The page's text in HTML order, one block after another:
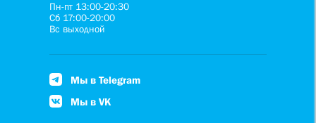
Пн-пт 13:00-20:30
Сб 17:00-20:00
Вс выходной
Мы в Telegram
Мы в VK